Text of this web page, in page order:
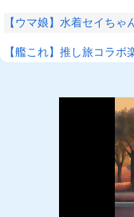
【ウマ娘】水着セイち
【艦これ】推し旅コラボ